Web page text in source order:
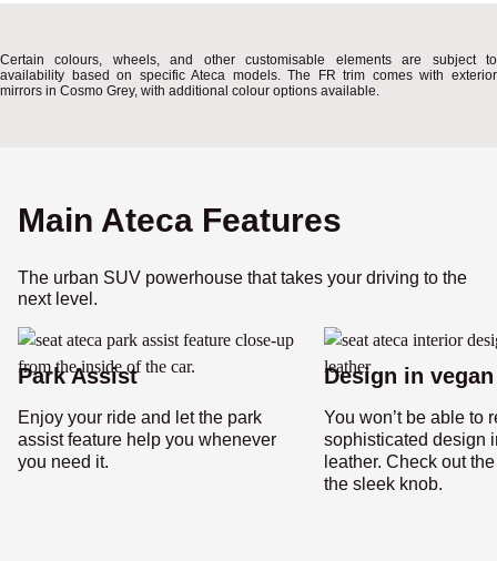
Certain colours, wheels, and other customisable elements are subject to
availability based on specific Ateca models. The FR trim comes with exterior
mirrors in Cosmo Grey, with additional colour options available.
Main Ateca Features
The urban SUV powerhouse that takes your driving to the
next level.
Park Assist
Enjoy your ride and let the park
assist feature help you whenever
you need it.
Design in
You won’t be able to
sophisticated design
leather. Check out
the sleek knob.